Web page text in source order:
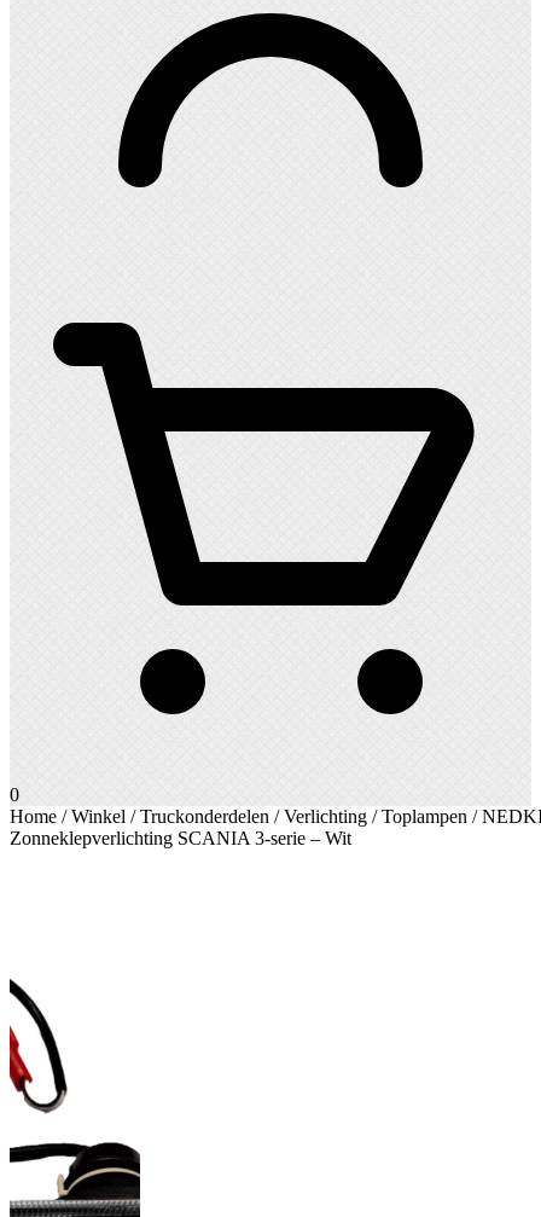
0
Home /Winkel /Truckonderdelen /Verlichting /Toplampen /
Zonneklepverlichting SCANIA 3-serie – Wit